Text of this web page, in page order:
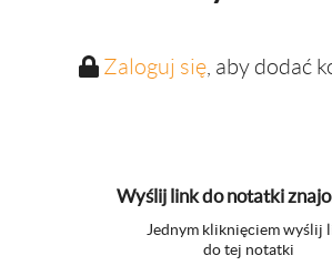
Zaloguj się, aby dodać
Wyślij link do notatki
Jednym kliknięciem wyślij
do tej notatki